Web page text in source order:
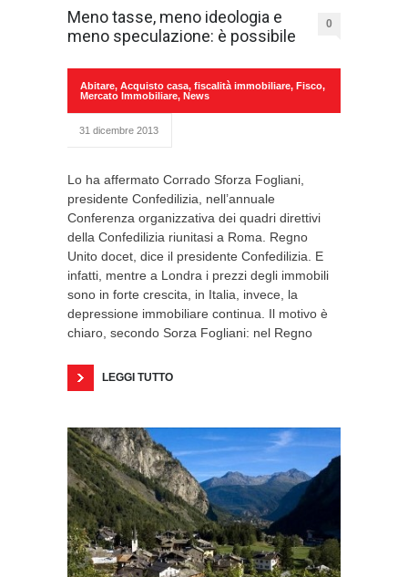
Meno tasse, meno ideologia e
meno speculazione: è possibile
0
Abitare, Acquisto casa, fiscalità immobiliare, Fisco,
Mercato Immobiliare, News
31 dicembre 2013
Lo ha affermato Corrado Sforza Fogliani,
presidente Confedilizia, nell’annuale
Conferenza organizzativa dei quadri direttivi
della Confedilizia riunitasi a Roma. Regno
Unito docet, dice il presidente Confedilizia. E
infatti, mentre a Londra i prezzi degli immobili
sono in forte crescita, in Italia, invece, la
depressione immobiliare continua. Il motivo è
chiaro, secondo Sorza Fogliani: nel Regno
LEGGI TUTTO